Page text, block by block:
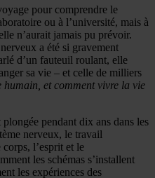
pour comprendre le
ou à l’université, mais à
n’aurait jamais pu prévoir.
a été si gravement
d’un fauteuil roulant, elle
sa vie – et celle de milliers
humain, et comment vivre la vie
pendant dix ans dans les
nerveux, le travail
l’esprit et le
les schémas s’installent
les expériences des